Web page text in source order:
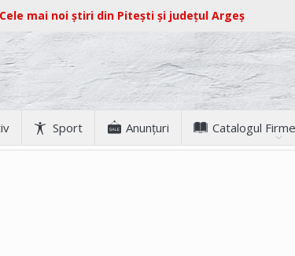
Cele mai noi știri din Pitești și județul Argeș
Sport Anunţuri Catalogul